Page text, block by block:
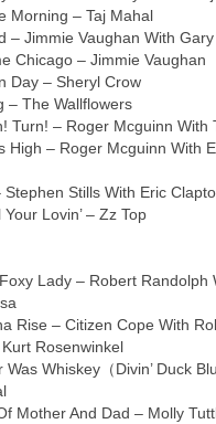
Morning – Taj Mahal
– Jimmie Vaughan With
Chicago – Jimmie Vaughan
Day – Sheryl Crow
– The Wallflowers
Turn! – Roger Mcguinn With
High – Roger Mcguinn With
Stephen Stills With Eric
Lovin’ – Zz Top
Lady – Robert Randolph
Rise – Citizen Cope With
Rosenwinkel
Whiskey（Divin’ Duck
Mother And Dad – Molly